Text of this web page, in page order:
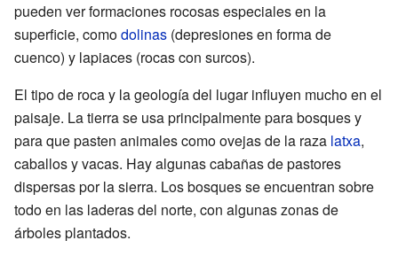
pueden ver formaciones rocosas especiales en la
superficie, comodolinas (depresiones en forma de
cuenco) y lapiaces (rocas con surcos).
El tipo de roca y la geología del lugar influyen mucho en el
paisaje. La tierra se usa principalmente para bosques y
para que pasten animales como ovejas de la raza latxa,
caballos y vacas. Hay algunas cabañas de pastores
dispersas por la sierra. Los bosques se encuentran sobre
todo en las laderas del norte, con algunas zonas de
árboles plantados.